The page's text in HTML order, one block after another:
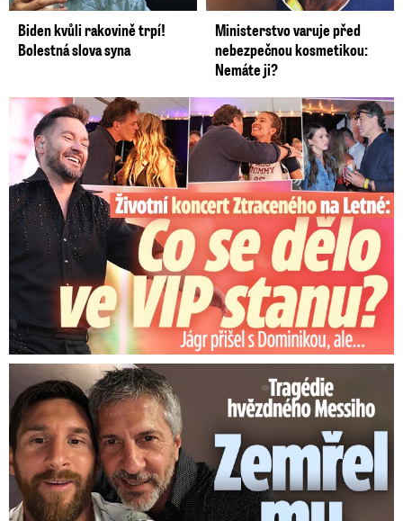
Biden kvůli rakovině trpí!
Bolestná slova syna
Ministerstvo varuje před
nebezpečnou kosmetikou:
Nemáte ji?
Koncert Ztraceného na Letné: Jágr přišel s Dominikou, ale...
Tragédie hvězdného Messiho: Zemřel mu táta (†68)!